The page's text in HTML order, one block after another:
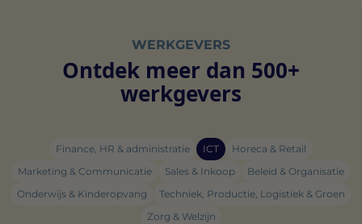
WERKGEVERS
Ontdek meer dan 500+
werkgevers
Finance, HR & administratie ICT
Horeca & Retail
Marketing & Communicatie
Sales & Inkoop
Beleid & Organisatie
Onderwijs & Kinderopvang
Techniek, Productie, Logistiek & Groen
Zorg & Welzijn